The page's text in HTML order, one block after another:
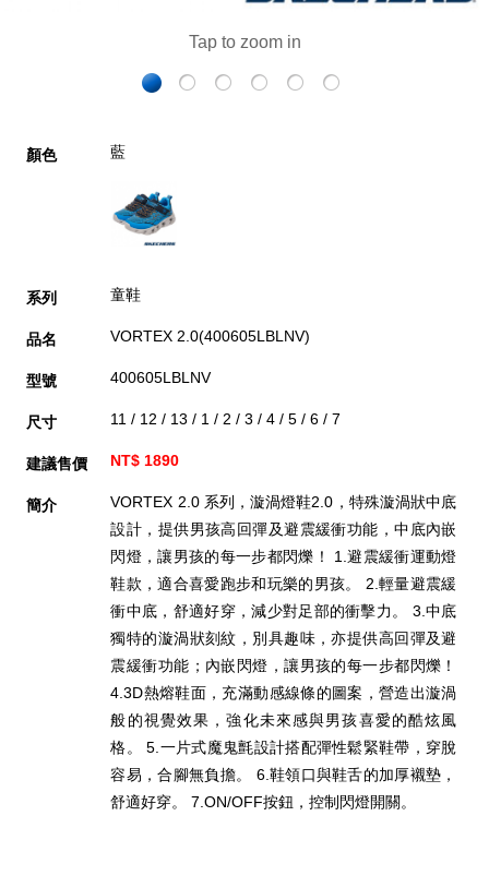
顏色 藍
系列 童鞋
品名 VORTEX 2.0(400605LBLNV)
型號 400605LBLNV
尺寸 11 / 12 / 13 / 1 / 2 / 3 / 4 / 5 / 6 / 7
建議售價 NT$ 1890
簡介
VORTEX 2.0 系列，漩渦燈鞋2.0，特殊漩渦狀中底
設計，提供男孩高回彈及避震緩衝功能，中底內嵌
閃燈，讓男孩的每一步都閃爍！ 1.避震緩衝運動燈
鞋款，適合喜愛跑步和玩樂的男孩。 2.輕量避震緩
衝中底，舒適好穿，減少對足部的衝擊力。 3.中底
獨特的漩渦狀刻紋，別具趣味，亦提供高回彈及避
震緩衝功能；內嵌閃燈，讓男孩的每一步都閃爍！
4.3D熱熔鞋面，充滿動感線條的圖案，營造出漩渦
般的視覺效果，強化未來感與男孩喜愛的酷炫風
格。 5.一片式魔鬼氈設計搭配彈性鬆緊鞋帶，穿脫
容易，合腳無負擔。 6.鞋領口與鞋舌的加厚襯墊，
舒適好穿。 7.ON/OFF按鈕，控制閃燈開關。